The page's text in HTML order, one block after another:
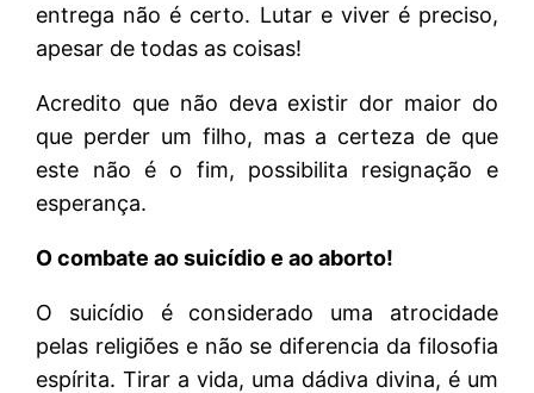
entrega não é certo. Lutar e viver é preciso,
apesar de todas as coisas!
Acredito que não deva existir dor maior do
que perder um filho, mas a certeza de que
este não é o fim, possibilita resignação e
esperança.
O combate ao suicídio e ao aborto!
O suicídio é considerado uma atrocidade
pelas religiões e não se diferencia da filosofia
espírita. Tirar a vida, uma dádiva divina, é um